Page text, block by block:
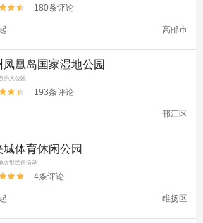
180条评论
起 高邮市
凤凰岛国家湿地公园
的大公园
193条评论
邗江区
城体育休闲公园
大型民俗活动
4条评论
起 维扬区